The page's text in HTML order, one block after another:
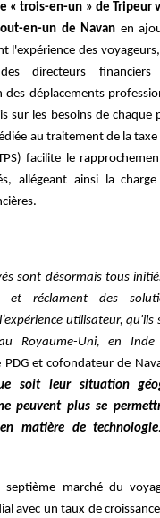
« trois-en-un » de Tripeur
en-un de Navan en
l'expérience des
des directeurs
des déplacements
sur les besoins de chaque
au traitement de la
facilite le
allégeant ainsi la
sont désormais tous
et réclament des
utilisateur,
Royaume-Uni, en
PDG et cofondateur de
soit leur situation
peuvent plus se
matière de technologie
septième marché du
avec un taux de